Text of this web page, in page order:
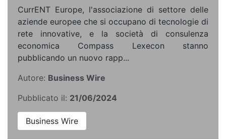
CurrENT Europe, l'associazione di settore delle
aziende europee che si occupano di tecnologie di
rete innovative, e la società di consulenza
economica Compass Lexecon stanno
pubblicando un nuovo rapp...
Autore: Business Wire
Pubblicato il: 21/06/2024
Business Wire